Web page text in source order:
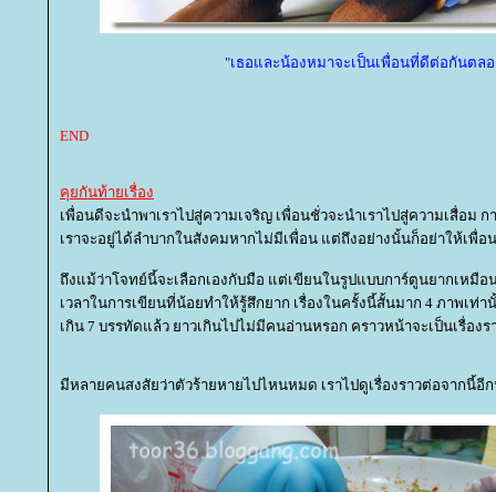
"เธอและน้องหมาจะเป็นเพื่อนที่ดีต่อกันตล
END
คุยกันท้ายเรื่อง
เพื่อนดีจะนำพาเราไปสู่ความเจริญ เพื่อนชั่วจะนำเราไปสู่ความเสื่อม
เราจะอยู่ได้ลำบากในสังคมหากไม่มีเพื่อน แต่ถึงอย่างนั้นก็อย่าให้เพื่อ
ถึงแม้ว่าโจทย์นี้จะเลือกเองกับมือ แต่เขียนในรูปแบบการ์ตูนยากเหมือ
เวลาในการเขียนที่น้อยทำให้รู้สึกยาก เรื่องในครั้งนี้สั้นมาก 4 ภาพเท่
เกิน 7 บรรทัดแล้ว ยาวเกินไปไม่มีคนอ่านหรอก คราวหน้าจะเป็นเรื่อง
มีหลายคนสงสัยว่าตัวร้ายหายไปไหนหมด เราไปดูเรื่องราวต่อจากนี้อี